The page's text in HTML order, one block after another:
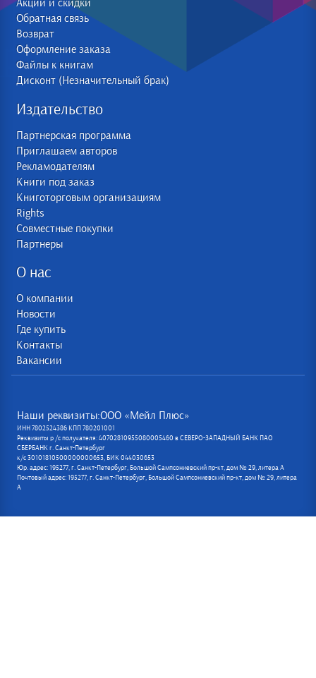
Акции и скидки
Обратная связь
Возврат
Оформление заказа
Файлы к книгам
Дисконт (Незначительный брак)
Издательство
Партнерская программа
Приглашаем авторов
Рекламодателям
Книги под заказ
Книготорговым организациям
Rights
Совместные покупки
Партнеры
О нас
О компании
Новости
Где купить
Контакты
Вакансии
Наши реквизиты:ООО «Мейл Плюс»
ИНН 7802524386 КПП 780201001
Реквизиты р /с получателя: 40702810955080005460 в СЕВЕРО-ЗАПАДНЫЙ БАНК ПАО
СБЕРБАНК г. Санкт-Петербург
к/с 30101810500000000653, БИК 044030653
Юр. адрес: 195277, г. Санкт-Петербург, Большой Сампсониевский пр-кт, дом № 29, литера А
Почтовый адрес: 195277, г. Санкт-Петербург, Большой Сампсониевский пр-кт, дом № 29, литера
А